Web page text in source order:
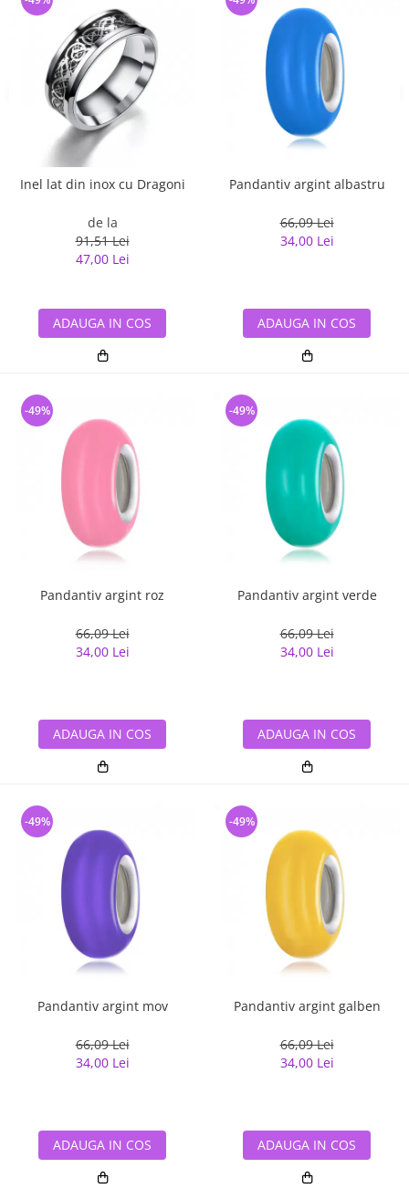
Inel lat din inox cu Dragoni
de la
91,51 Lei
47,00 Lei
ADAUGA IN COS
Pandantiv argint albastru
66,09 Lei
34,00 Lei
ADAUGA IN COS
Pandantiv argint roz
66,09 Lei
34,00 Lei
-49%
ADAUGA IN COS
Pandantiv argint verde
66,09 Lei
34,00 Lei
-49%
ADAUGA IN COS
Pandantiv argint mov
66,09 Lei
34,00 Lei
-49%
ADAUGA IN COS
Pandantiv argint galben
66,09 Lei
34,00 Lei
-49%
ADAUGA IN COS